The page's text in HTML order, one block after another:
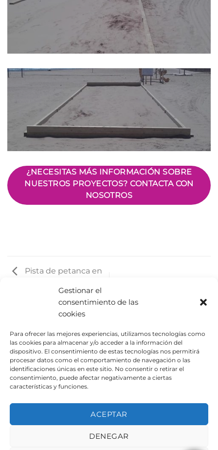
Gestionar el
consentimiento de las
cookies
Para ofrecer las mejores experiencias, utilizamos tecnologías como
las cookies para almacenar y/o acceder a la información del
dispositivo. El consentimiento de estas tecnologías nos permitirá
procesar datos como el comportamiento de navegación o las
identificaciones únicas en este sitio. No consentir o retirar el
consentimiento, puede afectar negativamente a ciertas
características y funciones.
ACEPTAR
DENEGAR
¿NECESITAS MÁS INFORMACIÓN SOBRE
NUESTROS PROYECTOS? CONTACTA CON
NOSOTROS
Pista de petanca en
ALBUIXECH